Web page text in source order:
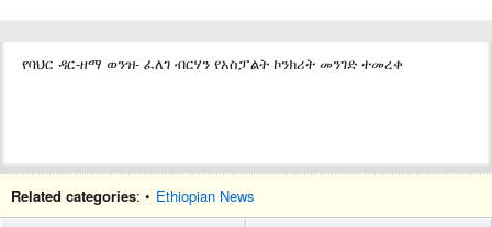
የባህር ዳር-ዘማ ወንዝ- ፈለገ ብርሃን የአስፓልት ኮንክሪት መንገድ ተመረቀ
Related categories: • Ethiopian News